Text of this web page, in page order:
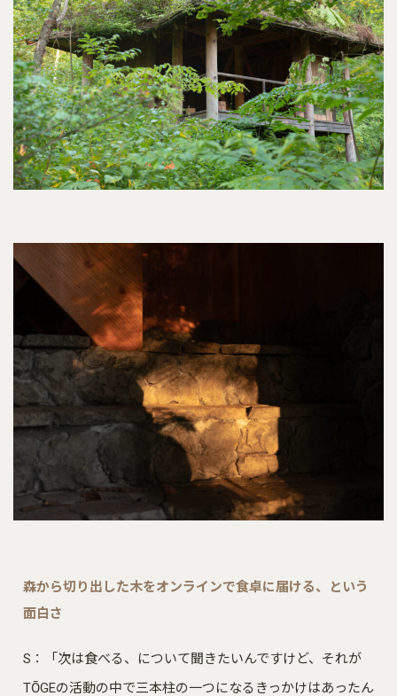
森から切り出した木をオンラインで食卓に届ける、という
面白さ
S：「次は食べる、について聞きたいんですけど、それが
TŌGEの活動の中で三本柱の一つになるきっかけはあったん